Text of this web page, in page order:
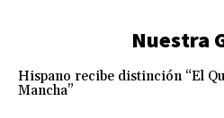
Nuestra
Hispano recibe distinción “El
Mancha”